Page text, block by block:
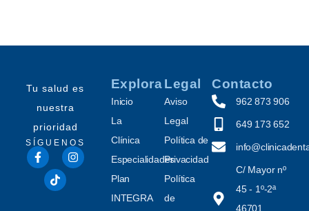
Tu salud es
nuestra
prioridad
SÍGUENOS
Explora
Inicio
La
Clínica
Especialidades
Plan
INTEGRA
Legal
Aviso
Legal
Política de
Privacidad
Política
de
Contacto
962 873 906
649 173 652
C/ Mayor nº
45 - 1º-2ª
46701